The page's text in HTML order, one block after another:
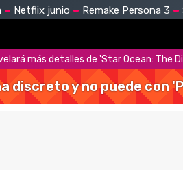
Netflix junio Remake Persona 3
más detalles de 'Star Ocean: The
y no puede con